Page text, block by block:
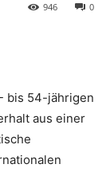
0
946
bis 54-jährigen
aus einer